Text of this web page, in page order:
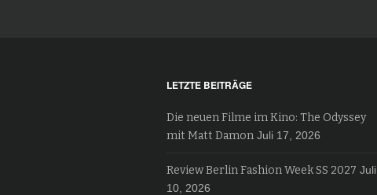
LETZTE BEITRÄGE
Die neuen Filme im Kino: The Odyssey
mit Matt Damon Juli 17, 2026
Review Berlin Fashion Week SS 2027 Juli
10, 2026